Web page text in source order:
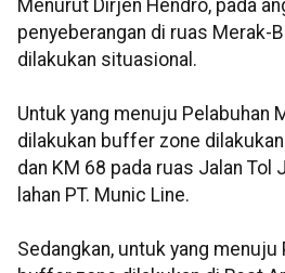
Menurut Dirjen Hendro, pada
penyeberangan di ruas Merak-
dilakukan situasional.
Untuk yang menuju Pelabuhan
dilakukan buffer zone
dan KM 68 pada ruas Jalan Tol
lahan PT. Munic Line.
Sedangkan, untuk yang menuju